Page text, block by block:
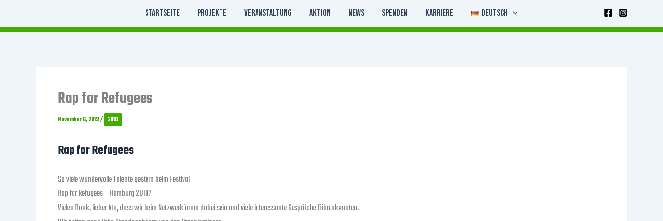
springen
Startseite Projekte Veranstaltung Aktion News Spenden Karriere Deutsch
Rap for Refugees
November 6, 2019/ 2018
Rap for Refugees
So viele wundervolle Talente gestern beim Festival
Rap for Refugees – Hamburg 2018?
Vielen Dank, lieber Ata, dass wir beim Netzwerkforum dabei sein und viele interessante Gespräche führenkonnten.